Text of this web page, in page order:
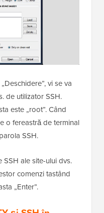
vi se va
de utilizator SSH.
este „root”. Când
o fereastră de terminal
SSH.
SSH ale site-ului dvs.
comenzi tastând
„Enter”.